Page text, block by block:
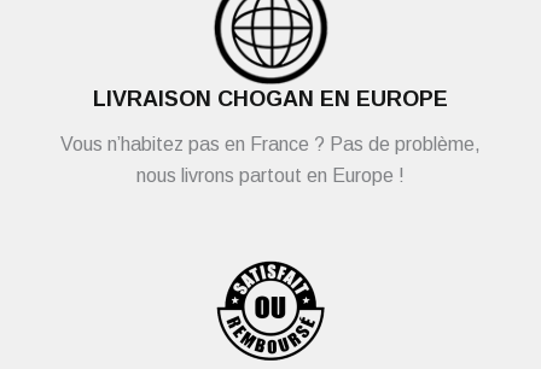
LIVRAISON CHOGAN EN EUROPE
Vous n’habitez pas en France ? Pas de problème,
nous livrons partout en Europe !